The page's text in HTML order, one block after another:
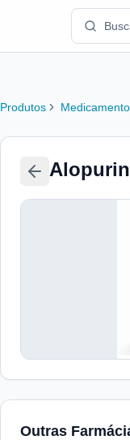
Produtos
Outras